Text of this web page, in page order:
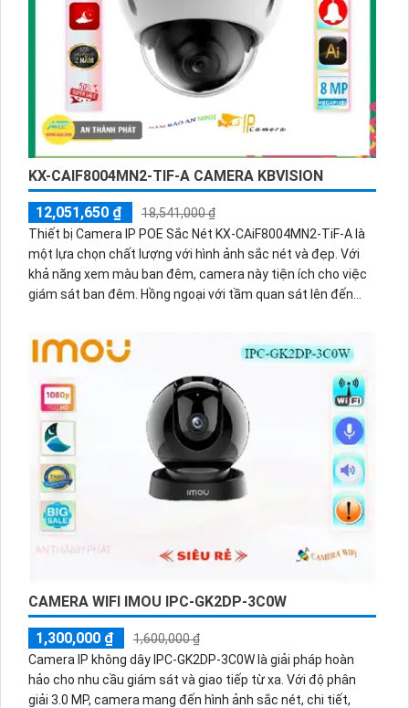
KX-CAIF8004MN2-TIF-A CAMERA KBVISION
12,051,650 ₫
18,541,000 ₫
Thiết bị Camera IP POE Sắc Nét KX-CAiF8004MN2-TiF-A là
một lựa chọn chất lượng với hình ảnh sắc nét và đẹp. Với
khả năng xem màu ban đêm, camera này tiện ích cho việc
giám sát ban đêm. Hồng ngoại với tầm quan sát lên đến
nền tảng IP POE giúp dễ dàng nâng cấp hệ thống camera.
Đặc biệt, camera này tích hợp công nghệ AI, nâng cao khả
năng nhận diện và phân loại vật thể.
CAMERA WIFI IMOU IPC-GK2DP-3C0W
1,300,000 ₫
1,600,000 ₫
Camera IP không dây IPC-GK2DP-3C0W là giải pháp hoàn
hảo cho nhu cầu giám sát và giao tiếp từ xa. Với độ phân
giải 3.0 MP, camera mang đến hình ảnh sắc nét, chi tiết,